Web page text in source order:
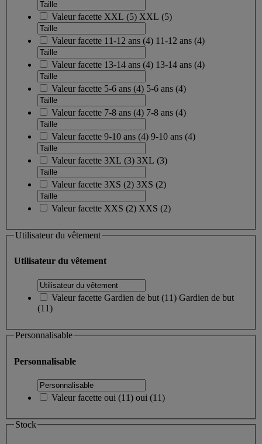
Valeur facette XXL (5) XXL (5)
Valeur facette 11-12 ans (4) 11-12 ans (4)
Valeur facette 13-14 ans (4) 13-14 ans (4)
Valeur facette 5-6 ans (4) 5-6 ans (4)
Valeur facette 7-8 ans (4) 7-8 ans (4)
Valeur facette 9-10 ans (4) 9-10 ans (4)
Valeur facette 3XL (3) 3XL (3)
Valeur facette 3XS (2) 3XS (2)
Valeur facette XXS (2) XXS (2)
Utilisateur du vêtement
Utilisateur du vêtement
Valeur facette Gardien de but (11) Gardien de but
(11)
Personnalisable
Personnalisable
Valeur facette oui (11) oui (11)
Stock